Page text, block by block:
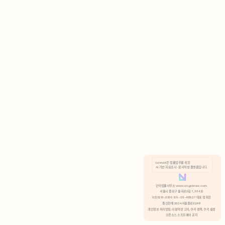
분석 쿠키 허용
Lawvot은 법률업무를 위한
AI 기반 자료조사 · 문서작성 플랫폼입니다.
안국법률사무소 www.anguklaw.com
서울시 종로구 율곡로2길 7, 304호
02)3210-3330 105-05-48527 대표 정희찬
통신판매 2024서울종로0248
개인정보 처리방침, 이용약관 고지, 쿠키 정책, 쿠키 설정
오픈소스 소프트웨어 공지